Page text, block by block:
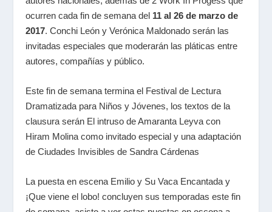
ocurren cada fin de semana del 11 al 26 de marzo de
2017. Conchi León y Verónica Maldonado serán las
invitadas especiales que moderarán las pláticas entre
autores, compañías y público.
Este fin de semana termina el Festival de Lectura
Dramatizada para Niños y Jóvenes, los textos de la
clausura serán El intruso de Amaranta Leyva con
Hiram Molina como invitado especial y una adaptación
de Ciudades Invisibles de Sandra Cárdenas
La puesta en escena Emilio y Su Vaca Encantada y
¡Que viene el lobo! concluyen sus temporadas este fin